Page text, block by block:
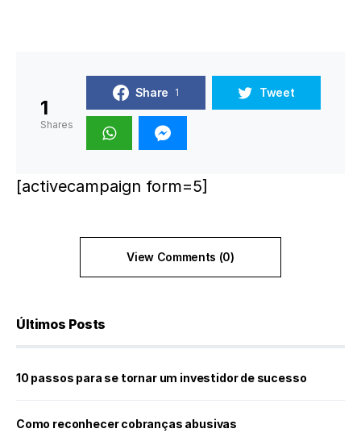
1
Shares
Share 1 Tweet
[activecampaign form=5]
View Comments (0)
Últimos Posts
10 passos para se tornar um investidor de sucesso
Como reconhecer cobranças abusivas